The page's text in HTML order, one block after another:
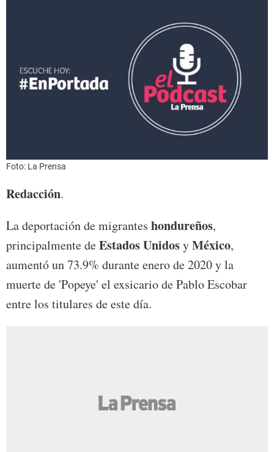
Foto: La Prensa
Redacción.
La deportación de migrantes hondureños,
principalmente deEstados UnidosyMéxico,
aumentó un 73.9% durante enero de 2020 y la
muerte de 'Popeye' el exsicario de Pablo Escobar
entre los titulares de este día.